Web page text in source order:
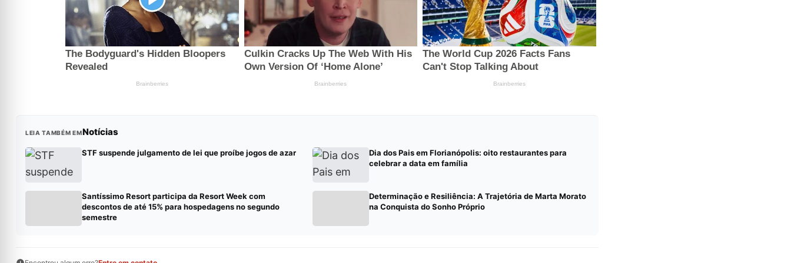
LEIA TAMBÉM EMNotícias
STF suspende julgamento de lei que proíbe jogos de azar
Dia dos Pais em Florianópolis: oito restaurantes para
celebrar a data em família
Santíssimo Resort participa da Resort Week com
descontos de até 15% para hospedagens no segundo
semestre
Determinação e Resiliência: A Trajetória de Marta Morato
na Conquista do Sonho Próprio